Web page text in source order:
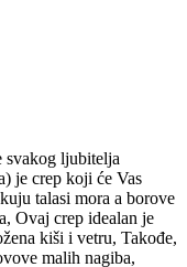
svakog ljubitelja
je crep koji će Vas
talasi mora a borove
Ovaj crep idealan je
kiši i vetru, Takođe,
malih nagiba,